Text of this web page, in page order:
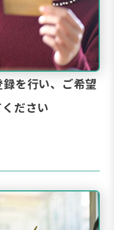
を行い、ご希望
ださい